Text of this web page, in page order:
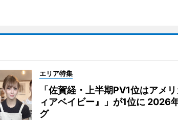
エリア特集
「佐賀経・上半期PV1位はアメ
ィアベイビー』」が1位に 2026
グ